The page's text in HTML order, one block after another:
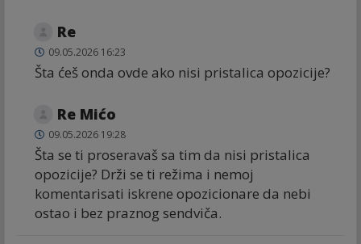
Re
09.05.2026 16:23
Šta ćeš onda ovde ako nisi pristalica opozicije?
Re Mićo
09.05.2026 19:28
Šta se ti proseravaš sa tim da nisi pristalica
opozicije? Drži se ti režima i nemoj
komentarisati iskrene opozicionare da nebi
ostao i bez praznog sendviča.